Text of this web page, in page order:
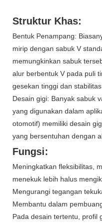
Struktur Khas:
Bentuk Penampang:
mirip dengan sabuk V
memungkinkan sabuk
alur berbentuk V pada puli
gesekan tinggi dan stabilitas
Desain gigi: Banyak sabuk
yang digunakan dalam
otomotif) memiliki desain
yang bersentuhan dengan
Fungsi:
Meningkatkan fleksibilitas,
menekuk lebih halus
Mengurangi tegangan
Membantu dalam
Pada desain tertentu, profil